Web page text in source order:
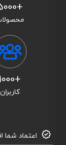
+5000
+1000
کاربران
اعتماد شما